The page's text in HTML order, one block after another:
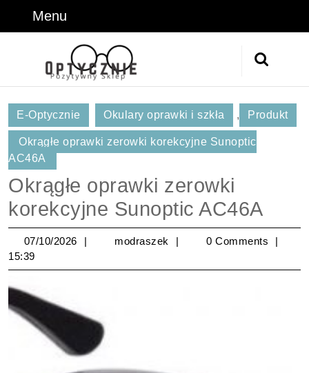
Menu
E-Optycznie Okulary oprawki i szkła , Produkt
Okrągłe oprawki zerowki korekcyjne Sunoptic
AC46A
Okrągłe oprawki zerowki
korekcyjne Sunoptic AC46A
07/10/2026 07/10/2026
modraszek modraszek
0 Comments
15:39